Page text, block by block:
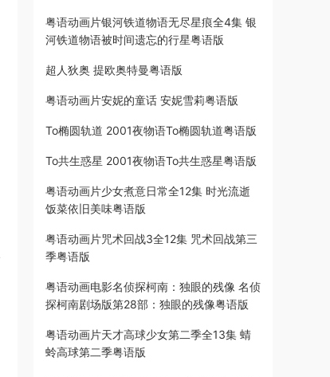
粤语动画片银河铁道物语无尽星痕全4集 银
河铁道物语被时间遗忘的行星粤语版
超人狄奥 提欧奥特曼粤语版
粤语动画片安妮的童话 安妮雪莉粤语版
To椭圆轨道 2001夜物语To椭圆轨道粤语版
To共生惑星 2001夜物语To共生惑星粤语版
粤语动画片少女煮意日常全12集 时光流逝
饭菜依旧美味粤语版
粤语动画片咒术回战3全12集 咒术回战第三
季粤语版
粤语动画电影名侦探柯南：独眼的残像 名侦
探柯南剧场版第28部：独眼的残像粤语版
粤语动画片天才高球少女第二季全13集 蜻
蛉高球第二季粤语版